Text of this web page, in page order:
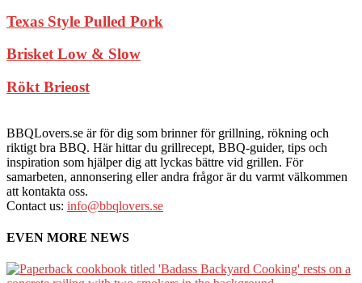
Texas Style Pulled Pork
Brisket Low & Slow
Rökt Brieost
BBQLovers.se är för dig som brinner för grillning, rökning och
riktigt bra BBQ. Här hittar du grillrecept, BBQ-guider, tips och
inspiration som hjälper dig att lyckas bättre vid grillen. För
samarbeten, annonsering eller andra frågor är du varmt välkommen
att kontakta oss.
Contact us: info@bbqlovers.se
EVEN MORE NEWS